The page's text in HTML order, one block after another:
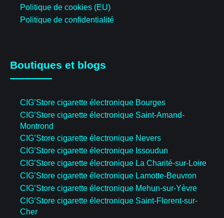
Politique de cookies (EU)
Politique de confidentialité
Boutiques et blogs
CIG’Store cigarette électronique Bourges
CIG’Store cigarette électronique Saint-Amand-
Montrond
CIG’Store cigarette électronique Nevers
CIG’Store cigarette électronique Issoudun
CIG’Store cigarette électronique La Charité-sur-Loire
CIG’Store cigarette électronique Lamotte-Beuvron
CIG’Store cigarette électronique Mehun-sur-Yèvre
CIG’Store cigarette électronique Saint-Florent-sur-
Cher